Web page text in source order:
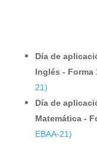
Día de
Inglés - Forma
21)
Día de
Matemática -
EBAA-21)